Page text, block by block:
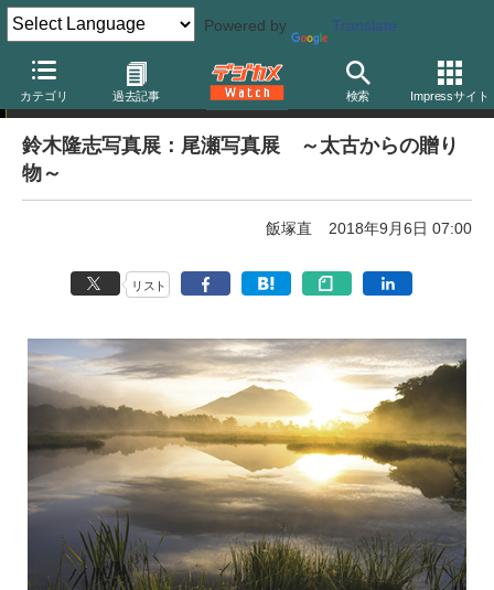
Powered by Translate
カテゴリ 過去記事 検索 Impressサイト
写真展告知
鈴木隆志写真展：尾瀬写真展 ～太古からの贈り
物～
飯塚直 2018年9月6日 07:00
リスト